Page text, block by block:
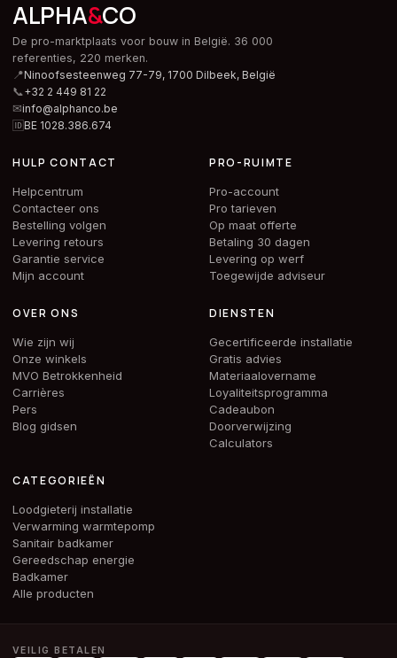
ALPHA&CO
De pro-marktplaats voor bouw in België. 36 000
referenties, 220 merken.
📍Ninoofsesteenweg 77-79, 1700 Dilbeek, België
📞+32 2 449 81 22
✉info@alphanco.be
🆔BE 1028.386.674
HULP CONTACT
Helpcentrum
Contacteer ons
Bestelling volgen
Levering retours
Garantie service
Mijn account
PRO-RUIMTE
Pro-account
Pro tarieven
Op maat offerte
Betaling 30 dagen
Levering op werf
Toegewijde adviseur
OVER ONS
Wie zijn wij
Onze winkels
MVO Betrokkenheid
Carrières
Pers
Blog gidsen
DIENSTEN
Gecertificeerde installatie
Gratis advies
Materiaalovername
Loyaliteitsprogramma
Cadeaubon
Doorverwijzing
Calculators
CATEGORIEËN
Loodgieterij installatie
Verwarming warmtepomp
Sanitair badkamer
Gereedschap energie
Badkamer
Alle producten
VEILIG BETALEN